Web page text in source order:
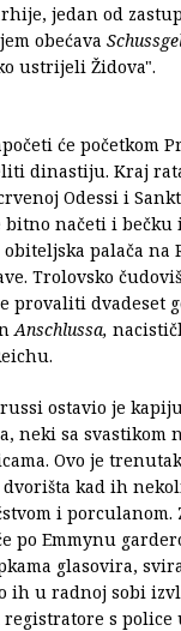
jedan od
obećava
ustrijeli Židova".
će početkom
dinastiju. Kraj
Odessi i
načeti i bečku
palača na
Trolovsko
provaliti dvadeset
Anschlussa,
ostavio je
neki sa svastikom
Ovo je
kad ih
i porculanom.
po Emmynu
glasovira,
ih u radnoj sobi
s police